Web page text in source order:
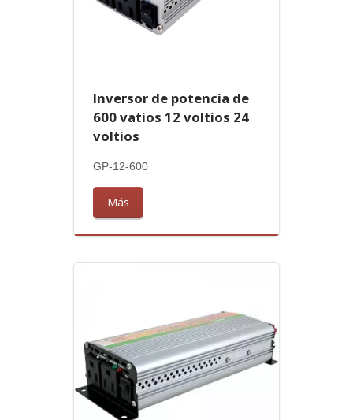
Inversor de potencia de
600 vatios 12 voltios 24
voltios
GP-12-600
Más